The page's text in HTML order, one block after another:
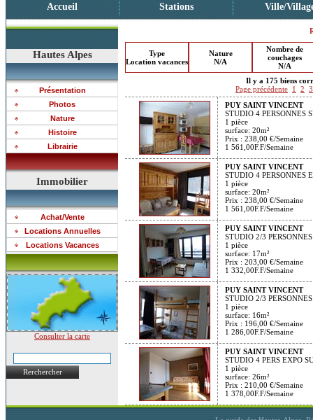
Accueil Stations Ville/
Hautes Alpes
Présentation
Photos
Nature
Histoire
Librairie
Immobilier
Achat/Vente
Locations Annuelles
Locations Vacances
Consulter la carte
Rerchercher
Type
Location vacances
Nature
N/A
Nombre de
couchages
N/A
Il y a 175 biens
Page précédente 1 2 3
PUY SAINT VINCENT
STUDIO 4 PERSONNES
1 pièce
surface: 20m²
Prix : 238,00 €/Semaine
1 561,00F.F/Semaine
PUY SAINT VINCENT
STUDIO 4 PERSONNES
1 pièce
surface: 20m²
Prix : 238,00 €/Semaine
1 561,00F.F/Semaine
PUY SAINT VINCENT
STUDIO 2/3
1 pièce
surface: 17m²
Prix : 203,00 €/Semaine
1 332,00F.F/Semaine
PUY SAINT VINCENT
STUDIO 2/3
1 pièce
surface: 16m²
Prix : 196,00 €/Semaine
1 286,00F.F/Semaine
PUY SAINT VINCENT
STUDIO 4 PERS EXPO
1 pièce
surface: 26m²
Prix : 210,00 €/Semaine
1 378,00F.F/Semaine